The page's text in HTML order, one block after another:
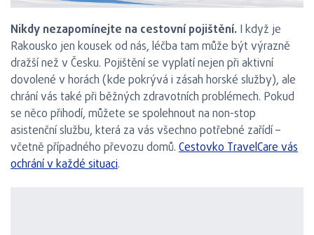
Nikdy nezapomínejte na cestovní pojištění. I když je
Rakousko jen kousek od nás, léčba tam může být výrazně
dražší než v Česku. Pojištění se vyplatí nejen při aktivní
dovolené v horách (kde pokrývá i zásah horské služby), ale
chrání vás také při běžných zdravotních problémech. Pokud
se něco přihodí, můžete se spolehnout na non-stop
asistenční službu, která za vás všechno potřebné zařídí –
včetně případného převozu domů. Cestovko TravelCare vás
ochrání v každé situaci.